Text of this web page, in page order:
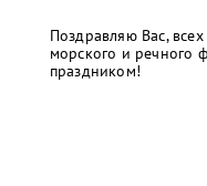
Поздравляю Вас,
морского и речного
праздником!